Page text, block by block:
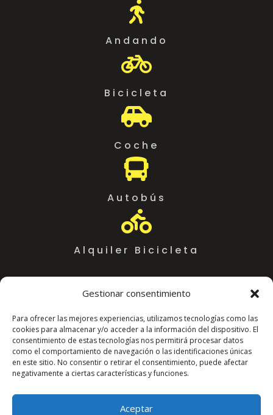
Gestionar consentimiento
Para ofrecer las mejores experiencias, utilizamos tecnologías como las
cookies para almacenar y/o acceder a la información del dispositivo. El
consentimiento de estas tecnologías nos permitirá procesar datos
como el comportamiento de navegación o las identificaciones únicas
en este sitio. No consentir o retirar el consentimiento, puede afectar
negativamente a ciertas características y funciones.
Aceptar

Andando

Bicicleta

Coche

Autobús

Alquiler Bicicleta